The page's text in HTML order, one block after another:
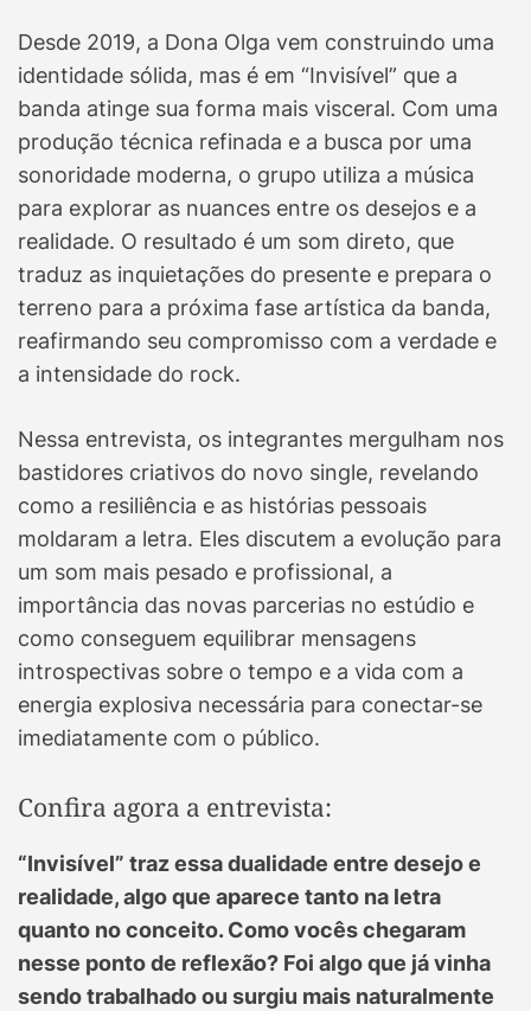
Desde 2019, a Dona Olga vem construindo uma
identidade sólida, mas é em “Invisível” que a
banda atinge sua forma mais visceral. Com uma
produção técnica refinada e a busca por uma
sonoridade moderna, o grupo utiliza a música
para explorar as nuances entre os desejos e a
realidade. O resultado é um som direto, que
traduz as inquietações do presente e prepara o
terreno para a próxima fase artística da banda,
reafirmando seu compromisso com a verdade e
a intensidade do rock.
Nessa entrevista, os integrantes mergulham nos
bastidores criativos do novo single, revelando
como a resiliência e as histórias pessoais
moldaram a letra. Eles discutem a evolução para
um som mais pesado e profissional, a
importância das novas parcerias no estúdio e
como conseguem equilibrar mensagens
introspectivas sobre o tempo e a vida com a
energia explosiva necessária para conectar-se
imediatamente com o público.
Confira agora a entrevista:
“Invisível” traz essa dualidade entre desejo e
realidade, algo que aparece tanto na letra
quanto no conceito. Como vocês chegaram
nesse ponto de reflexão? Foi algo que já vinha
sendo trabalhado ou surgiu mais naturalmente